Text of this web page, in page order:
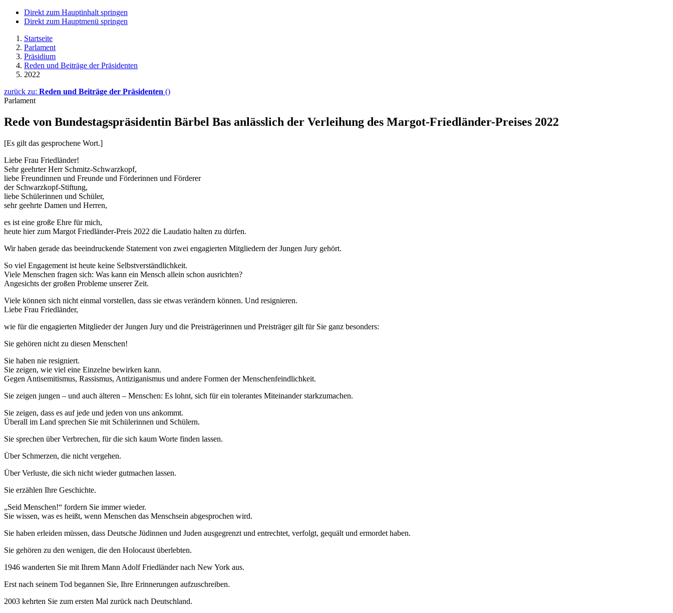
Direkt zum Hauptinhalt springen
Direkt zum Hauptmenü springen
Startseite
Parlament
Präsidium
Reden und Beiträge der Präsidenten
2022
zurück zu: Reden und Beiträge der Präsidenten ()
Parlament
Rede von Bundestagspräsidentin Bärbel Bas anlässlich der Verleihung des Margot-Friedländer-Preises 2022
[Es gilt das gesprochene Wort.]
Liebe Frau Friedländer!
Sehr geehrter Herr Schmitz-Schwarzkopf,
liebe Freundinnen und Freunde und Förderinnen und Förderer
der Schwarzkopf-Stiftung,
liebe Schülerinnen und Schüler,
sehr geehrte Damen und Herren,
es ist eine große Ehre für mich,
heute hier zum Margot Friedländer-Preis 2022 die Laudatio halten zu dürfen.
Wir haben gerade das beeindruckende Statement von zwei engagierten Mitgliedern der Jungen Jury gehört.
So viel Engagement ist heute keine Selbstverständlichkeit.
Viele Menschen fragen sich: Was kann ein Mensch allein schon ausrichten?
Angesichts der großen Probleme unserer Zeit.
Viele können sich nicht einmal vorstellen, dass sie etwas verändern können. Und resignieren.
Liebe Frau Friedländer,
wie für die engagierten Mitglieder der Jungen Jury und die Preisträgerinnen und Preisträger gilt für Sie ganz besonders:
Sie gehören nicht zu diesen Menschen!
Sie haben nie resigniert.
Sie zeigen, wie viel eine Einzelne bewirken kann.
Gegen Antisemitismus, Rassismus, Antiziganismus und andere Formen der Menschenfeindlichkeit.
Sie zeigen jungen – und auch älteren – Menschen: Es lohnt, sich für ein tolerantes Miteinander starkzumachen.
Sie zeigen, dass es auf jede und jeden von uns ankommt.
Überall im Land sprechen Sie mit Schülerinnen und Schülern.
Sie sprechen über Verbrechen, für die sich kaum Worte finden lassen.
Über Schmerzen, die nicht vergehen.
Über Verluste, die sich nicht wieder gutmachen lassen.
Sie erzählen Ihre Geschichte.
„Seid Menschen!“ fordern Sie immer wieder.
Sie wissen, was es heißt, wenn Menschen das Menschsein abgesprochen wird.
Sie haben erleiden müssen, dass Deutsche Jüdinnen und Juden ausgegrenzt und entrechtet, verfolgt, gequält und ermordet haben.
Sie gehören zu den wenigen, die den Holocaust überlebten.
1946 wanderten Sie mit Ihrem Mann Adolf Friedländer nach New York aus.
Erst nach seinem Tod begannen Sie, Ihre Erinnerungen aufzuschreiben.
2003 kehrten Sie zum ersten Mal zurück nach Deutschland.